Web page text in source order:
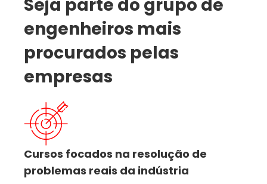
Seja parte do grupo de
engenheiros mais
procurados pelas
empresas
Cursos focados na resolução de
problemas reais da indústria